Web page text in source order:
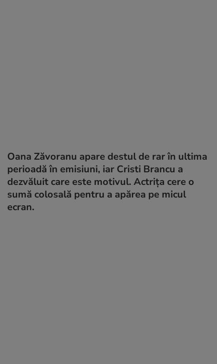
Oana Zăvoranu apare destul de rar în ultima
perioadă în emisiuni, iar Cristi Brancu a
dezvăluit care este motivul. Actrița cere o
sumă colosală pentru a apărea pe micul
ecran.